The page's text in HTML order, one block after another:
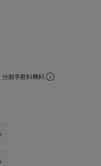
分割手数料無料